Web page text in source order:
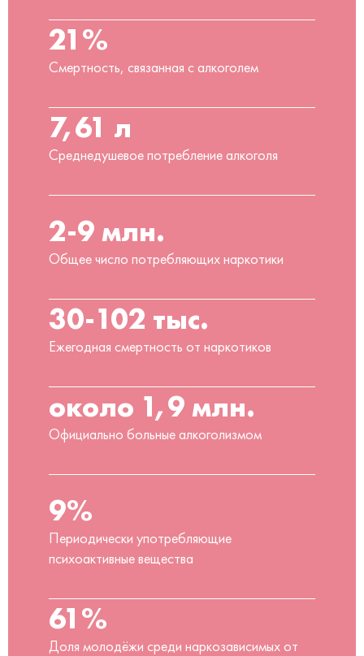
21%
Смертность, связанная с алкоголем
7,61 л
Среднедушевое потребление алкоголя
2-9 млн.
Общее число потребляющих наркотики
30-102 тыс.
Ежегодная смертность от наркотиков
около 1,9 млн.
Официально больные алкоголизмом
9%
Периодически употребляющие
психоактивные вещества
61%
Доля молодёжи среди наркозависимых от